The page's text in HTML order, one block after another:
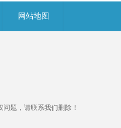
网站地图
题，请联系我们删除！